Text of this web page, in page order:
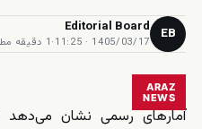
EB
Editorial Board
1405/03/17 · 11:25
·1 دقیقه مطالعه
ARAZ
NEWS
آمارهای رسمی نشان می‌دهد